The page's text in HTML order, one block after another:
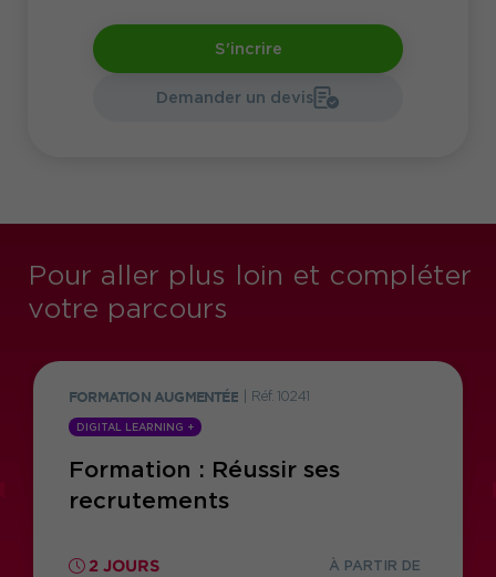
S'incrire
Demander un devis
Pour aller plus loin et compléter
votre parcours
FORMATION AUGMENTÉE Réf. 10241
DIGITAL LEARNING +
Formation : Réussir ses
recrutements
2 JOURS À PARTIR DE